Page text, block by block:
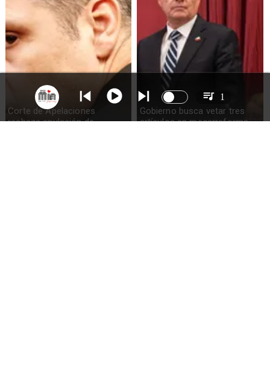
Corte de Apelaciones
rechaza anulación de
Gobierno busca vetar tres
artículos en megarreforma
1